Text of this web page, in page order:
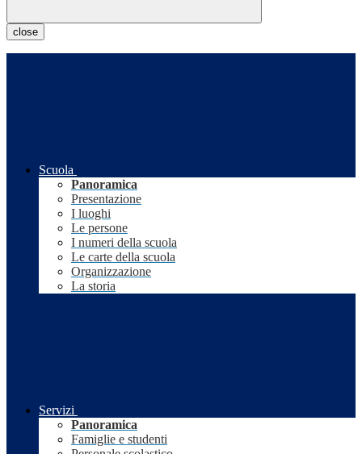
close
Scuola
Panoramica
Presentazione
I luoghi
Le persone
I numeri della scuola
Le carte della scuola
Organizzazione
La storia
Servizi
Panoramica
Famiglie e studenti